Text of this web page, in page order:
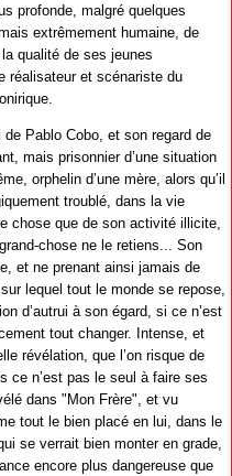
profonde, malgré quelques
extrêmement humaine, de
qualité de ses jeunes
réalisateur et scénariste du
de Pablo Cobo, et son regard de
mais prisonnier d’une situation
orphelin d’une mère, alors qu’il
troublé, dans la vie
chose que de son activité illicite,
chose ne le retiens... Son
et ne prenant ainsi jamais de
lequel tout le monde se repose,
d’autrui à son égard, si ce n’est
tout changer. Intense, et
révélation, que l’on risque de
ce n’est pas le seul à faire ses
dans "Mon Frère", et vu
tout le bien placé en lui, dans le
se verrait bien monter en grade,
encore plus dangereuse que